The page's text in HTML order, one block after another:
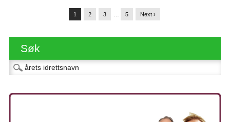
1 2 3 5 Next ›
Søk
Søk etter: